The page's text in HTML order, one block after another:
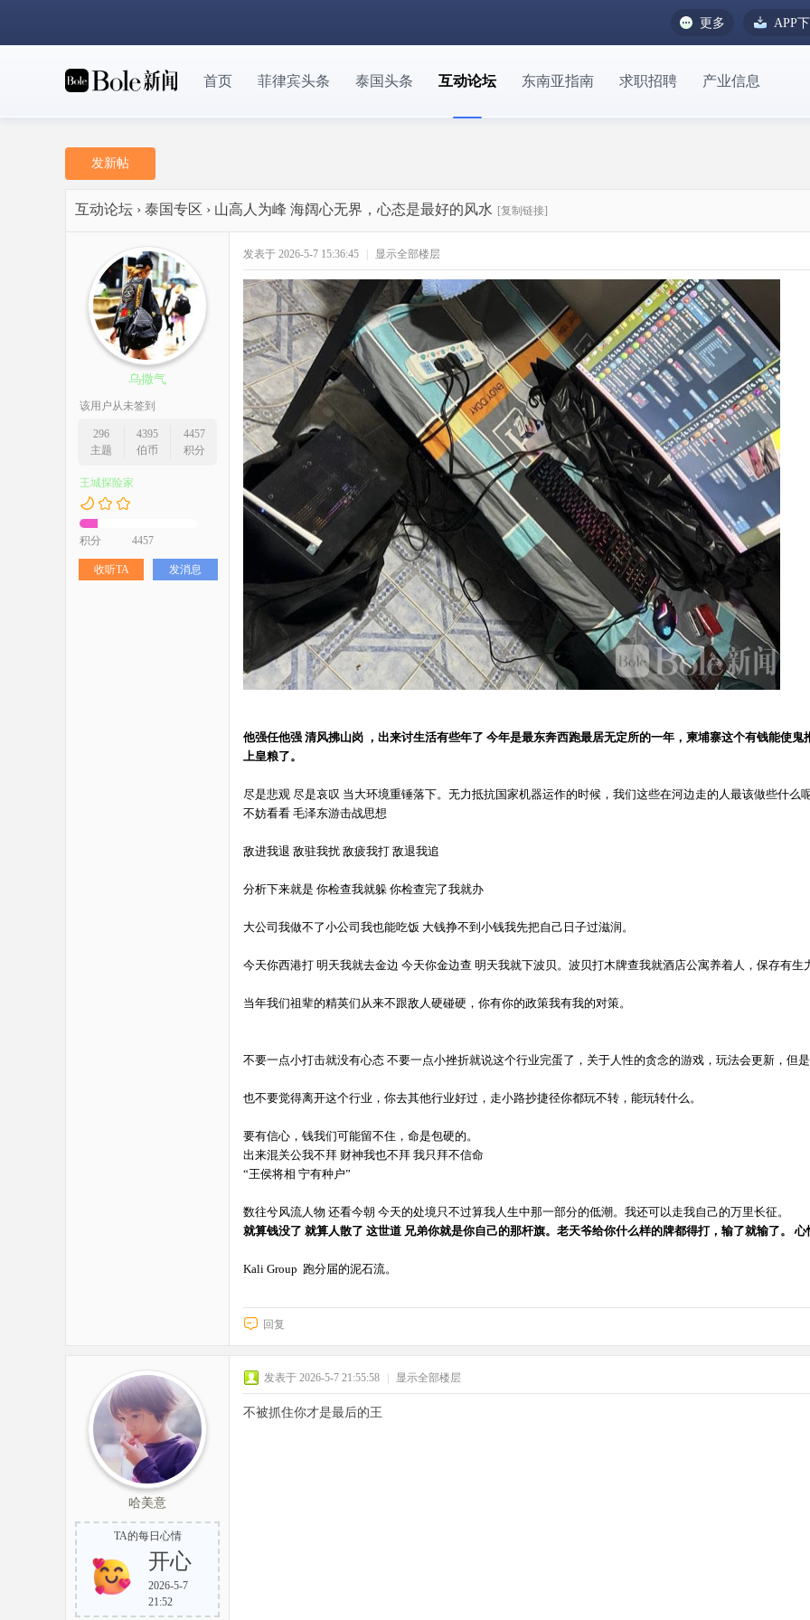
更多 APP
首页 菲律宾头条 泰国头条 互动论坛 东南亚指南 求职招聘 产业信息
发新帖
互动论坛 › 泰国专区 › 山高人为峰 海阔心无界，心态是最好的风水 [复制链接]
乌撒气
该用户从未签到
296
主题
4395
伯币
4457
积分
王城探险家
积分 4457
收听TA 发消息
发表于 2026-5-7 15:36:45 显示全部楼层
他强任他强 清风拂山岗 ，出来讨生活有些年了 今年是最东奔西跑最居无定所的一年，柬埔寨这个有钱能使
上皇粮了。
尽是悲观 尽是哀叹 当大环境重锤落下。无力抵抗国家机器运作的时候，我们这些在河边走的人最该做些什么
不妨看看 毛泽东游击战思想
敌进我退 敌驻我扰 敌疲我打 敌退我追
分析下来就是 你检查我就躲 你检查完了我就办
大公司我做不了小公司我也能吃饭 大钱挣不到小钱我先把自己日子过滋润。
今天你西港打 明天我就去金边 今天你金边查 明天我就下波贝。波贝打木牌查我就酒店公寓养着人，保存有
当年我们祖辈的精英们从来不跟敌人硬碰硬，你有你的政策我有我的对策。
不要一点小打击就没有心态 不要一点小挫折就说这个行业完蛋了，关于人性的贪念的游戏，玩法会更新，但
也不要觉得离开这个行业，你去其他行业好过，走小路抄捷径你都玩不转，能玩转什么。
要有信心，钱我们可能留不住，命是包硬的。
出来混关公我不拜 财神我也不拜 我只拜不信命
“王侯将相 宁有种户”
数往兮风流人物 还看今朝 今天的处境只不过算我人生中那一部分的低潮。我还可以走我自己的万里长征。
就算钱没了 就算人散了 这世道 兄弟你就是你自己的那杆旗。老天爷给你什么样的牌都得打，输了就输了。
Kali Group 跑分届的泥石流。
回复
哈美意
TA的每日心情
开心
2026-5-7
21:52
发表于 2026-5-7 21:55:58 显示全部楼层
不被抓住你才是最后的王